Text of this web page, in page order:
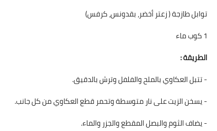
توابل طازجة ( زعتر أخضر، بقدونس، كرفس)
1 كوب ماء
الطريقة :
- تتبل العكاوي بالملح والفلفل وترش بالدقيق.
- يسخن الزيت على نار متوسطة وتحمر قطع العكاوي من كل جانب.
- يضاف الثوم والبصل المقطع والجزر والماء.